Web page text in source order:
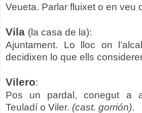
Veueta. Parlar fluixet o en veu
Vila (la casa de la):
Ajuntament. Lo lloc on
decidixen lo que ells
Vilero:
Pos un pardal, conegut a
Teuladí o Viler. (cast. gorrión).